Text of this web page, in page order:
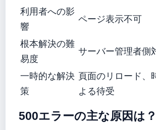
利用者への影
響
ページ表示不可
根本解決の難
易度
サーバー管理者側
一時的な解決
策
頁面のリロード、
よる待受
500エラーの主な原因は？